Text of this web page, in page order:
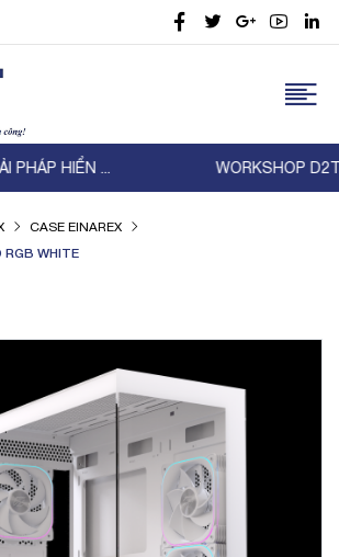
– TP-Link – Thiên Lam | KẾT NỐI ...
CASE EINAREX
RGB WHITE